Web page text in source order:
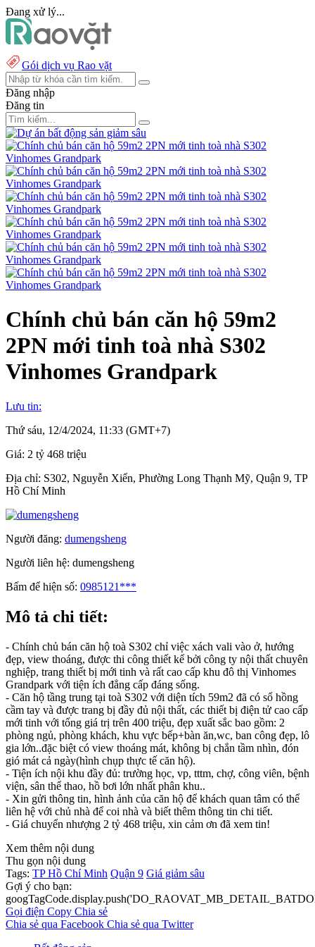
Đang xử lý...
Gói dịch vụ Rao vặt
Đăng nhập
Đăng tin
Chính chủ bán căn hộ 59m2
2PN mới tinh toà nhà S302
Vinhomes Grandpark
Lưu tin:
Thứ sáu, 12/4/2024, 11:33 (GMT+7)
Giá: 2 tỷ 468 triệu
Địa chỉ: S302, Nguyễn Xiển, Phường Long Thạnh Mỹ, Quận 9, TP
Hồ Chí Minh
Người đăng: dumengsheng
Người liên hệ: dumengsheng
Bấm để hiện số: 0985121***
Mô tả chi tiết:
- Chính chủ bán căn hộ toà S302 chỉ việc xách vali vào ở, hướng
đẹp, view thoáng, được thi công thiết kế bởi công ty nội thất chuyên
nghiệp, trang thiết bị mới tinh và rất cao cấp khu đô thị Vinhomes
Grandpark với tiện ích đẳng cấp đáng sống.
- Căn hộ tầng trung tại toà S302 với diện tích 59m2 đã có sổ hồng
cầm tay và được trang bị đầy đủ nội thất, các thiết bị điện tử cao cấp
mới tinh với tổng giá trị trên 400 triệu, đẹp xuất sắc bao gồm: 2
phòng ngủ, phòng khách, khu vực bếp+bàn ăn,wc, ban công đẹp, lô
gia lớn..đặc biệt có view thoáng mát, không bị chắn tầm nhìn, đón
gió mát cả ngày(hình chụp thực tế căn hộ).
- Tiện ích nội khu đầy đủ: trường học, vp, tttm, chợ, công viên, bệnh
viện, sân thể thao, hồ bơi lớn nhất phân khu..
- Xin gửi thông tin, hình ảnh của căn hộ để khách quan tâm có thể
liên hệ với chủ nhà để coi nhà và biết thêm thông tin chi tiết.
- Giá chuyển nhượng 2 tỷ 468 triệu, xin cảm ơn đã xem tin!
Xem thêm nội dung
Thu gọn nội dung
Tags: TP Hồ Chí Minh Quận 9 Giá giảm sâu
Gợi ý cho bạn:
Gọi điện Copy Chia sẻ
Chia sẻ qua Facebook Chia sẻ qua Twitter